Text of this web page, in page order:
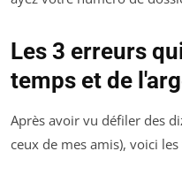
Les 3 erreurs
temps et de
Après avoir vu défiler des
ceux de mes amis), voici